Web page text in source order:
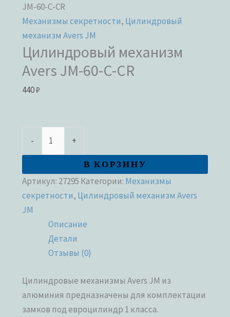
JM-60-C-CR
Механизмы секретности, Цилиндровый
механизм Avers JM
Цилиндровый механизм
Avers JM-60-C-CR
440₽
- +
В КОРЗИНУ
Артикул: 27295 Категории: Механизмы
секретности, Цилиндровый механизм Avers
JM
Описание
Детали
Отзывы (0)
Цилиндровые механизмы Avers JM из
алюминия предназначены для комплектации
замков под евроцилиндр 1 класса.